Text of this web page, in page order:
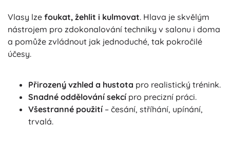
Vlasy lze foukat, žehlit i kulmovat. Hlava je skvělým
nástrojem pro zdokonalování techniky v salonu i doma
a pomůže zvládnout jak jednoduché, tak pokročilé
účesy.
Přirozený vzhled a hustota pro realistický trénink.
Snadné oddělování sekcí pro precizní práci.
Všestranné použití – česání, stříhání, upínání,
trvalá.